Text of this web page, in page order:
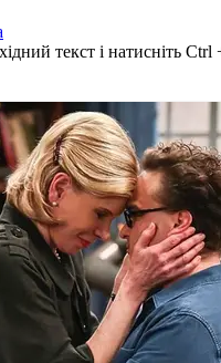
текст і натисніть